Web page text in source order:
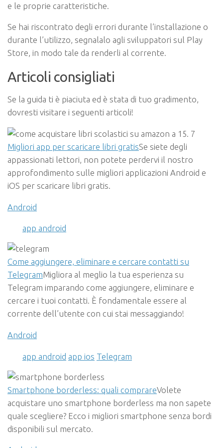
e le proprie caratteristiche.
Se hai riscontrato degli errori durante l’installazione o
durante l’utilizzo, segnalalo agli sviluppatori sul Play
Store, in modo tale da renderli al corrente.
Articoli consigliati
Se la guida ti è piaciuta ed è stata di tuo gradimento,
dovresti visitare i seguenti articoli!
Migliori app per scaricare libri gratisSe siete degli
appassionati lettori, non potete perdervi il nostro
approfondimento sulle migliori applicazioni Android e
iOS per scaricare libri gratis.
Android
app android
Come aggiungere, eliminare e cercare contatti su
TelegramMigliora al meglio la tua esperienza su
Telegram imparando come aggiungere, eliminare e
cercare i tuoi contatti. È fondamentale essere al
corrente dell’utente con cui stai messaggiando!
Android
app android app ios Telegram
Smartphone borderless: quali comprareVolete
acquistare uno smartphone borderless ma non sapete
quale scegliere? Ecco i migliori smartphone senza bordi
disponibili sul mercato.